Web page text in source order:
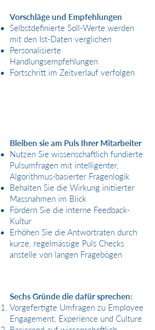
Vorschläge und Empfehlungen
Selbstdefinierte Soll-Werte werden
mit den Ist-Daten verglichen
Personalisierte
Handlungsempfehlungen
Fortschritt im Zeitverlauf verfolgen
Bleiben sie am Puls Ihrer Mitarbeiter
Nutzen Sie wissenschaftlich fundierte
Pulsumfragen mit intelligenter,
Algorithmus-basierter Fragenlogik
Behalten Sie die Wirkung initiierter
Massnahmen im Blick
Fördern Sie die interne Feedback-
Kultur
Erhöhen Sie die Antwortraten durch
kurze, regelmässige Puls Checks
anstelle von langen Fragebögen
Sechs Gründe die dafür sprechen:
Vorgefertigte Umfragen zu Employee
Engagement, Experience und Culture